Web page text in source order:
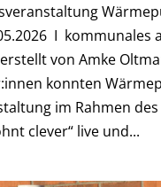
I kommunales
von Amke
konnten
im Rahmen
clever“ live und...